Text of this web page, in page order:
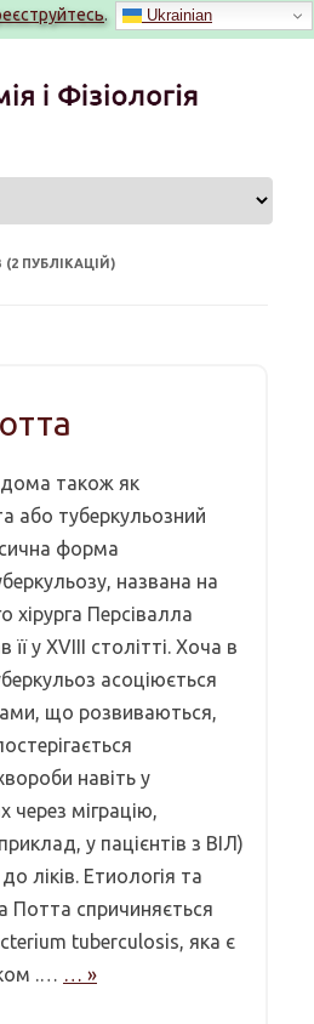
.
ПУБЛІКАЦІЙ)
також як
або туберкульозний
форма
названа на
хірурга Персівалла
у XVIII столітті. Хоча в
асоціюється
що розвиваються,
навіть у
через міграцію,
у пацієнтів з ВІЛ)
ліків. Етиологія та
Потта спричиняється
tuberculosis, яка є
.… … »
Ukrainian